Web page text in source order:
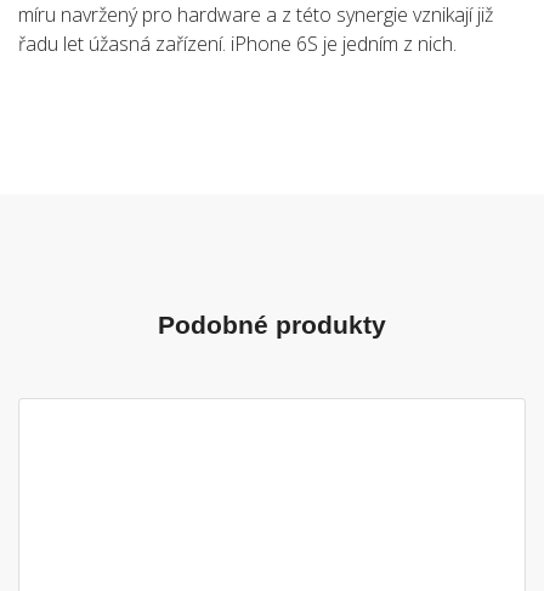
míru navržený pro hardware a z této synergie vznikají již
řadu let úžasná zařízení. iPhone 6S je jedním z nich.
Podobné produkty